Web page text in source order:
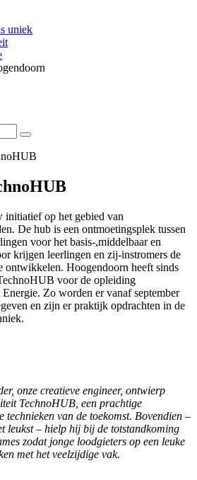
uniek
op het gebied van
De hub is een ontmoetingsplek tussen
voor het basis-,middelbaar en
krijgen leerlingen en zij-instromers de
ontwikkelen. Hoogendoorn heeft sinds
voor de opleiding
Zo worden er vanaf september
en zijn er praktijk opdrachten in de
onze creatieve engineer, ontwierp
TechnoHUB, een prachtige
technieken van de toekomst. Bovendien –
leukst – hielp hij bij de totstandkoming
zodat jonge loodgieters op een leuke
met het veelzijdige vak.